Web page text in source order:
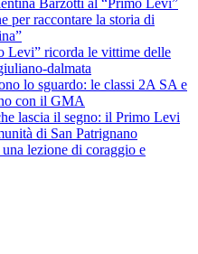
Barzotti al “Primo Levi”
per raccontare la storia di
Levi” ricorda le vittime delle
dalmata
lo sguardo: le classi 2A SA e
con il GMA
lascia il segno: il Primo Levi
di San Patrignano
lezione di coraggio e